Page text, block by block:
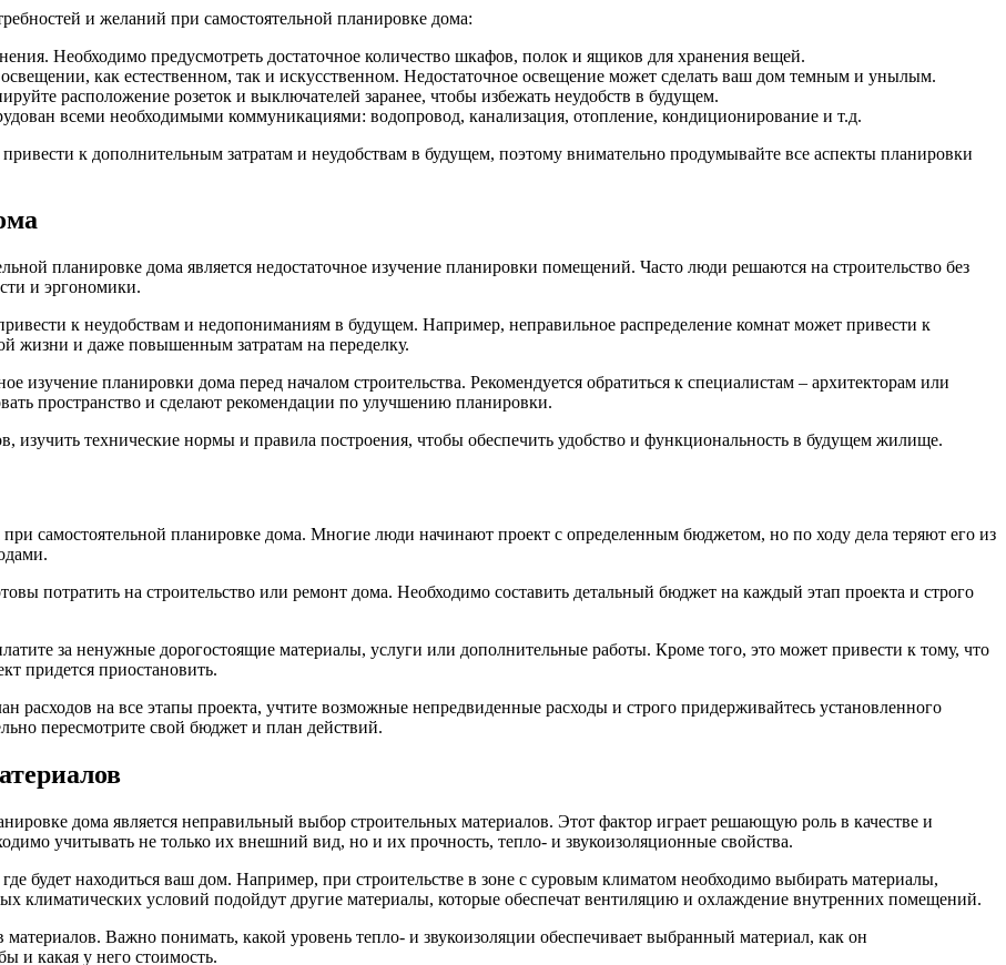
и желаний при самостоятельной планировке дома:
Необходимо предусмотреть достаточное количество шкафов, полок и ящиков для хранения вещей.
как естественном, так и искусственном. Недостаточное освещение может сделать ваш дом темным и унылым.
расположение розеток и выключателей заранее, чтобы избежать неудобств в будущем.
всеми необходимыми коммуникациями: водопровод, канализация, отопление, кондиционирование и т.д.
к дополнительным затратам и неудобствам в будущем, поэтому внимательно продумывайте все аспекты планировки
планировке дома является недостаточное изучение планировки помещений. Часто люди решаются на строительство без
и эргономики.
к неудобствам и недопониманиям в будущем. Например, неправильное распределение комнат может привести к
жизни и даже повышенным затратам на переделку.
изучение планировки дома перед началом строительства. Рекомендуется обратиться к специалистам – архитекторам или
пространство и сделают рекомендации по улучшению планировки.
изучить технические нормы и правила построения, чтобы обеспечить удобство и функциональность в будущем жилище.
самостоятельной планировке дома. Многие люди начинают проект с определенным бюджетом, но по ходу дела теряют его из
потратить на строительство или ремонт дома. Необходимо составить детальный бюджет на каждый этап проекта и строго
за ненужные дорогостоящие материалы, услуги или дополнительные работы. Кроме того, это может привести к тому, что
придется приостановить.
расходов на все этапы проекта, учтите возможные непредвиденные расходы и строго придерживайтесь установленного
пересмотрите свой бюджет и план действий.
дома является неправильный выбор строительных материалов. Этот фактор играет решающую роль в качестве и
учитывать не только их внешний вид, но и их прочность, тепло- и звукоизоляционные свойства.
будет находиться ваш дом. Например, при строительстве в зоне с суровым климатом необходимо выбирать материалы,
климатических условий подойдут другие материалы, которые обеспечат вентиляцию и охлаждение внутренних помещений.
Важно понимать, какой уровень тепло- и звукоизоляции обеспечивает выбранный материал, как он
и какая у него стоимость.